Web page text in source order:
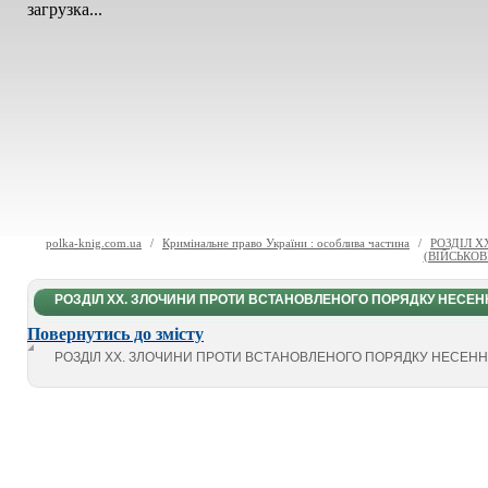
загрузка...
polka-knig.com.ua / Кримінальне право України : особлива частина /
РОЗДІЛ
РОЗДІЛ XX. ЗЛОЧИНИ ПРОТИ ВСТАНОВЛЕНОГО ПОРЯДКУ
Повернутись до змісту
РОЗДІЛ XX. ЗЛОЧИНИ ПРОТИ ВСТАНОВЛЕНОГО ПОРЯДКУ